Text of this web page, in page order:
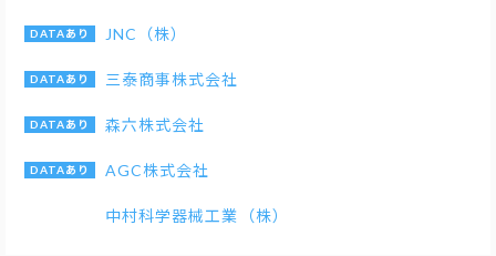
JNC（株）
三泰商事株式会社
森六株式会社
AGC株式会社
中村科学器械工業（株）